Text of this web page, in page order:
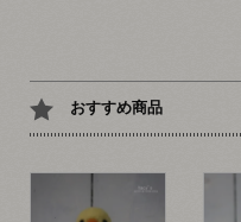
おすすめ商品